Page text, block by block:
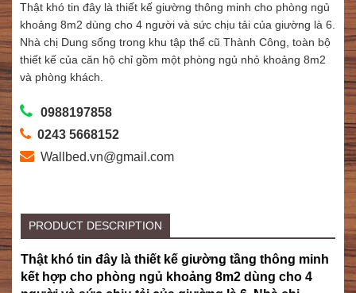
Thật khó tin đây là thiết kế giường thông minh cho phòng ngủ
khoảng 8m2 dùng cho 4 người và sức chịu tải của giường là 6.
Nhà chị Dung sống trong khu tập thể cũ Thành Công, toàn bộ
thiết kế của căn hộ chỉ gồm một phòng ngủ nhỏ khoảng 8m2
và phòng khách.
0988197858
0243 5668152
Wallbed.vn@gmail.com
PRODUCT DESCRIPTION
Thật khó tin đây là thiết kế giường tầng thông minh
kết hợp cho phòng ngủ khoảng 8m2 dùng cho 4